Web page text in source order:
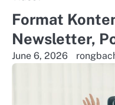
Format
Newsletter,
June 6, 2026